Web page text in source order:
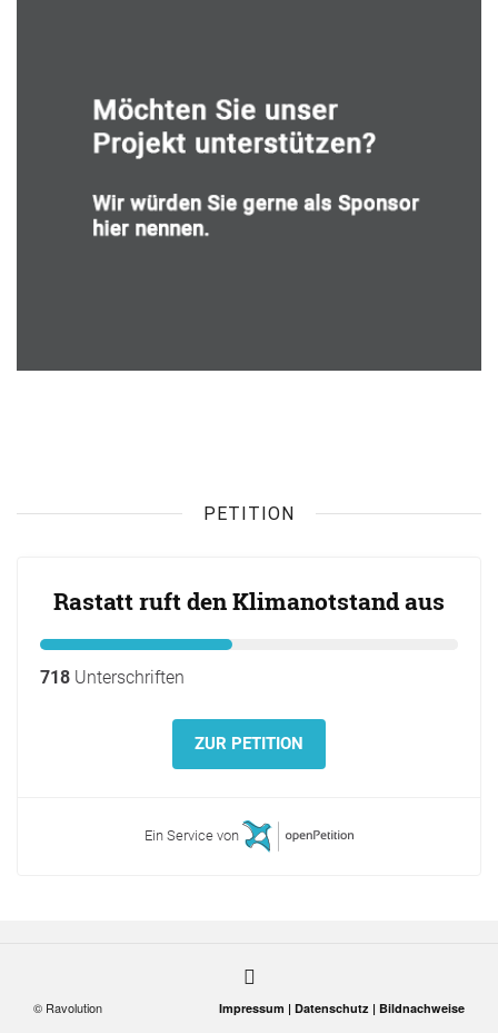
PETITION
Rastatt ruft den Klimanotstand aus
718 Unterschriften
ZUR PETITION
Ein Service von
© Ravolution Impressum | Datenschutz | Bildnachweise